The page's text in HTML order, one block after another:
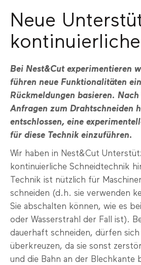
Neue
Bei Nest&Cut experimentieren
führen neue Funktionalitäten
Rückmeldungen basieren.
Anfragen zum Drahtschneiden
entschlossen, eine
für diese Technik einzuführen.
Wir haben in Nest&Cut
kontinuierliche Schneidtechnik
Technik ist nützlich für
schneiden (d.h. sie verwenden
Sie abschalten können, wie es
oder Wasserstrahl der Fall ist).
dauerhaft schneiden, dürfen sich
überkreuzen, da sie sonst
und die Bahn an der Blechkante